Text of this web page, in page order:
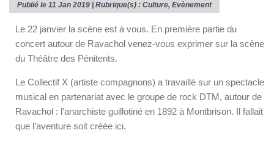
Publié le 11 Jan 2019 | Rubrique(s) : Culture, Evènement
Le 22 janvier la scène est à vous. En première partie du
concert autour de Ravachol venez-vous exprimer sur la scène
du Théâtre des Pénitents.
Le Collectif X (artiste compagnons) a travaillé sur un spectacle
musical en partenariat avec le groupe de rock DTM, autour de
Ravachol : l’anarchiste guillotiné en 1892 à Montbrison. Il fallait
que l’aventure soit créée ici.